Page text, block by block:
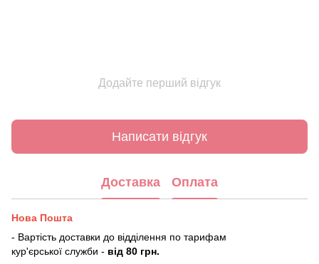
Додайте перший відгук
Написати відгук
Доставка Оплата
Нова Пошта
- Вартість доставки до відділення по тарифам
кур'єрської служби - від 80 грн.